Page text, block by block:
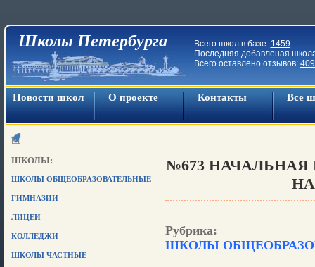
Школы Петербурга Всего школ в базе: 1459.
Последняя добавленая
Всего оставлено отзывов:
Новости школ О проекте Контакты Все
ШКОЛЫ:
ШКОЛЫ ОБЩЕОБРАЗОВАТЕЛЬНЫЕ
ГИМНАЗИИ
ЛИЦЕИ
КОЛЛЕДЖИ
ШКОЛЫ ЧАСТНЫЕ
№673
Рубрика:
ШКОЛЫ